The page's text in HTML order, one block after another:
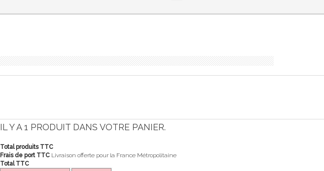
IL Y A 1 PRODUIT DANS VOTRE PANIER.
Total produits TTC
Frais de port TTC Livraison offerte pour la France Métropolitaine
Total TTC